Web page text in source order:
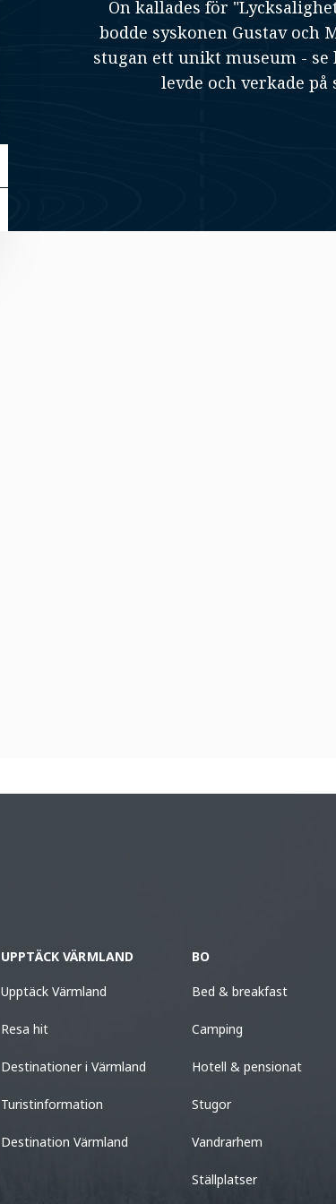
Ön kallades för
bodde syskonen Gustav och
stugan ett unikt museum - se
levde och verkade på
UPPTÄCK VÄRMLAND
Upptäck Värmland
Resa hit
Destinationer i Värmland
Turistinformation
Destination Värmland
BO
Bed & breakfast
Camping
Hotell & pensionat
Stugor
Vandrarhem
Ställplatser